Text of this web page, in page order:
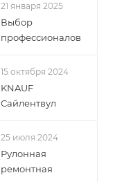
21 января 2025
Выбор
профессионалов
15 октября 2024
KNAUF
Сайлентвул
25 июля 2024
Рулонная
ремонтная